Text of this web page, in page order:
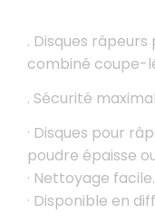
. Disques
combiné coupe-
. Sécurité
· Disques pour
poudre épaisse
· Nettoyage facile.
· Disponible en